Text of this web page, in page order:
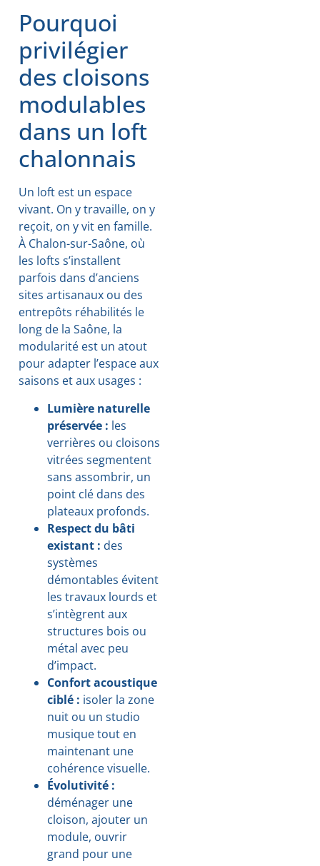
Pourquoi
privilégier
des cloisons
modulables
dans un loft
chalonnais
Un loft est un espace
vivant. On y travaille, on y
reçoit, on y vit en famille.
À Chalon-sur-Saône, où
les lofts s’installent
parfois dans d’anciens
sites artisanaux ou des
entrepôts réhabilités le
long de la Saône, la
modularité est un atout
pour adapter l’espace aux
saisons et aux usages :
Lumière naturelle
préservée : les
verrières ou cloisons
vitrées segmentent
sans assombrir, un
point clé dans des
plateaux profonds.
Respect du bâti
existant : des
systèmes
démontables évitent
les travaux lourds et
s’intègrent aux
structures bois ou
métal avec peu
d’impact.
Confort acoustique
ciblé : isoler la zone
nuit ou un studio
musique tout en
maintenant une
cohérence visuelle.
Évolutivité :
déménager une
cloison, ajouter un
module, ouvrir
grand pour une